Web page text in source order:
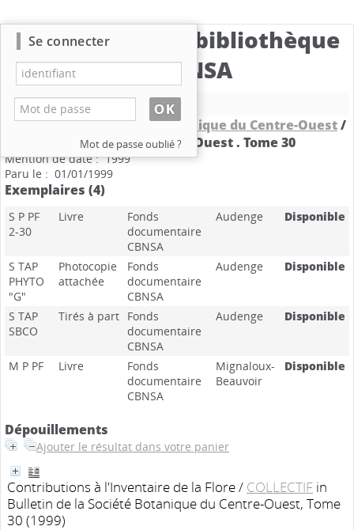
Catalogue de la bibliothèque
du CBNSA
Nouvelle recherche
Bulletin de la Société Botanique du Centre-Ouest/
Société Botanique du Centre-Ouest . Tome 30
Mention de date : 1999
Paru le : 01/01/1999
Exemplaires (4)
S P PF
2-30
Livre
Fonds
documentaire
CBNSA
Audenge Disponible
S TAP
PHYTO
"G"
Photocopie
attachée
Fonds
documentaire
CBNSA
Audenge Disponible
S TAP
SBCO
Tirés à part Fonds
documentaire
CBNSA
Audenge Disponible
M P PF Livre
Fonds
documentaire
CBNSA
Mignaloux-
Beauvoir
Disponible
Dépouillements
Ajouter le résultat dans votre panier
Contributions à l'Inventaire de la Flore/ COLLECTIF in
Bulletin de la Société Botanique du Centre-Ouest, Tome
30 (1999)
Se connecter
Mot de passe oublié ?